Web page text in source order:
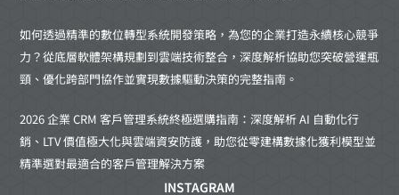
如何透過精準的數位轉型系統開發策略，為您的企業打造永續核心競爭
力？從底層軟體架構規劃到雲端技術整合，深度解析協助您突破營運瓶
頸、優化跨部門協作並實現數據驅動決策的完整指南。
2026 企業 CRM 客戶管理系統終極選購指南：深度解析 AI 自動化行
銷、LTV 價值極大化與雲端資安防護，助您從零建構數據化獲利模型並
精準選對最適合的客戶管理解決方案
INSTAGRAM